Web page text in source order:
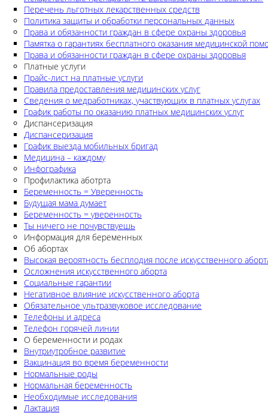
Перечень льготных лекарственных средств
Политика защиты и обработки персональных данных
Права и обязанности граждан в сфере охраны здоровья
Памятка о гарантиях бесплатного оказания медицинской
Права и обязанности граждан в сфере охраны здоровья
Платные услуги
Прайс-лист на платные услуги
Правила предоставления медицинских услуг
Сведения о медработниках, участвующих в платных услугах
График работы по оказанию платных медицинских услуг
Диспансеризация
Диспансеризация
График выезда мобильных бригад
Медицина – каждому
Инфографика
Профилактика аботрта
Беременность = Уверенность
Будущая мама думает
Беременность = уверенность
Ты ничего не почувствуешь
Информация для беременных
Об абортах
Высокая вероятность бесплодия после искусственного
Осложнения искусственного аборта
Социальные гарантии
Негативное влияние искусственного аборта
Обязательное ультразвуковое исследование
Телефоны и адреса
Телефон горячей линии
О беременности и родах
Внутриутробное развитие
Вакцинация во время беременности
Нормальные роды
Нормальная беременность
Необходимые исследования
Лактация